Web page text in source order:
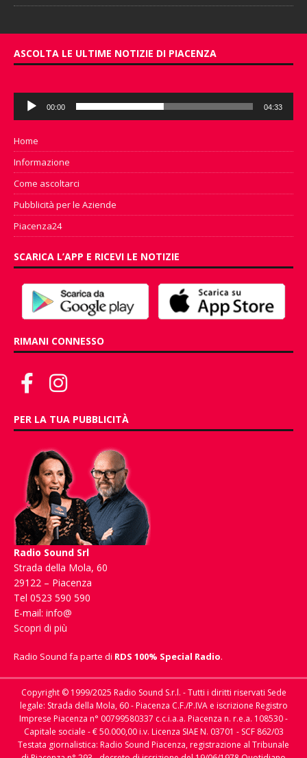
ASCOLTA LE ULTIME NOTIZIE DI PIACENZA
Audio
Player
00:00 04:33
Home
Informazione
Come ascoltarci
Pubblicità per le Aziende
Piacenza24
SCARICA L’APP E RICEVI LE NOTIZIE
RIMANI CONNESSO
PER LA TUA PUBBLICITÀ
Radio Sound Srl
Strada della Mola, 60
29122 – Piacenza
Tel 0523 590 590
E-mail: info@
Scopri di più
Radio Sound fa parte di RDS 100% Special Radio.
Copyright © 1999/2025 Radio Sound S.r.l. - Tutti i diritti riservati Sede
legale: Strada della Mola, 60 - Piacenza C.F./P.IVA e iscrizione Registro
Imprese Piacenza n° 00799580337 c.c.i.a.a. Piacenza n. r.e.a. 108530 -
Capitale sociale - € 50.000,00 i.v. Licenza SIAE N. 03701 - SCF 862/03
Testata giornalistica: Radio Sound Piacenza, registrazione al Tribunale